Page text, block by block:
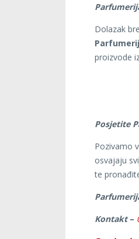
Dolazak
proizvode
Posjetite
Pozivamo
osvajaju
te
Kontakt–